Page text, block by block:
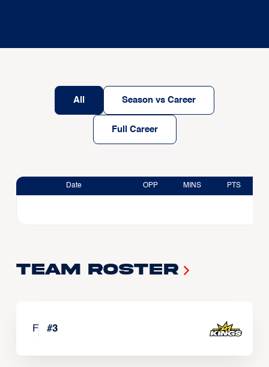
All Season vs Career
Full Career
Date OPP MINS PTS
Team Roster
F #3